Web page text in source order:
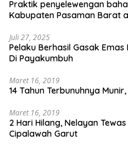
Praktik penyelewengan
Kabupaten Pasaman Barat
Juli 27, 2025
Pelaku Berhasil Gasak
Di Payakumbuh
Maret 16, 2019
14 Tahun Terbunuhnya
Maret 16, 2019
2 Hari Hilang, Nelayan
Cipalawah Garut